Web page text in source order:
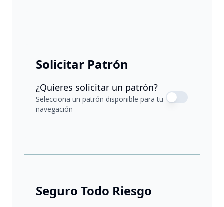
Solicitar Patrón
¿Quieres solicitar un patrón?
Selecciona un patrón disponible para tu
navegación
Seguro Todo Riesgo